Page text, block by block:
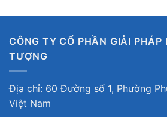
CÔNG TY CỔ PHẦN GIẢI
TƯỢNG
Địa chỉ: 60 Đường số 1, Phường
Việt Nam